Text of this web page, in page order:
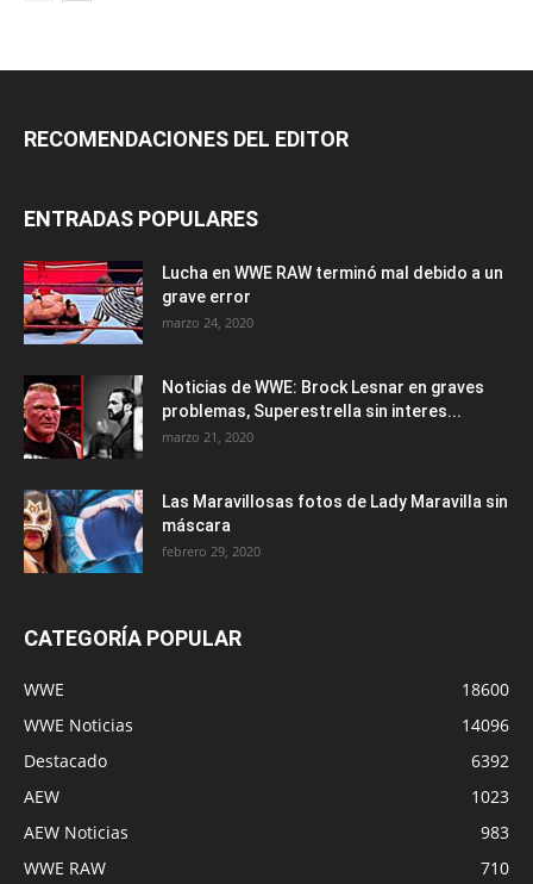
RECOMENDACIONES DEL EDITOR
ENTRADAS POPULARES
Lucha en WWE RAW terminó mal debido a un
grave error
marzo 24, 2020
Noticias de WWE: Brock Lesnar en graves
problemas, Superestrella sin interes...
marzo 21, 2020
Las Maravillosas fotos de Lady Maravilla sin
máscara
febrero 29, 2020
CATEGORÍA POPULAR
WWE
18600
WWE Noticias
14096
Destacado
6392
AEW
1023
AEW Noticias
983
WWE RAW
710